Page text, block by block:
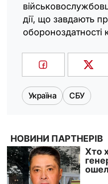
дії, що завдають
обороноздатності
Україна СБУ